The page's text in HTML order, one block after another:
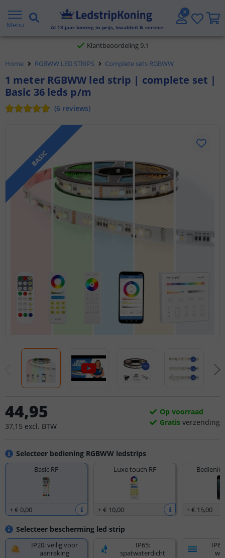
Menu Al 13 jaar koning in prijs, kwaliteit & service
Gratis verzending vanaf € 20,- NL en BE
Klantbeoordeling 9.1
Voor 23:45 uur besteld, morgen in huis
Home RGBWW LED STRIPS Complete sets RGBWW
1 meter RGBWW led strip | complete set |
Basic 36 leds p/m
(6 reviews)
BASIC
Selecteer bediening RGBWW ledstrips
Basic RF
+€ 0,00
Luxe touch RF
+€ 10,00 +€ 15,00
Selecteer bescherming led strip
IP20: veilig voor
aanraking
IP65:
spatwaterdicht
44,95
37,15 excl. BTW
Op voorraad
Gratis verzending